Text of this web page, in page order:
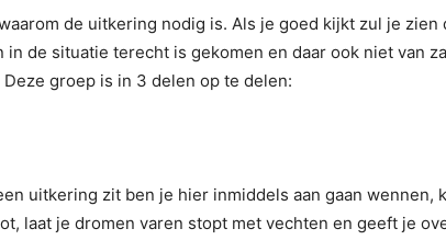
de uitkering nodig is. Als je goed kijkt zul je
de situatie terecht is gekomen en daar ook niet van
groep is in 3 delen op te delen:
uitkering zit ben je hier inmiddels aan gaan wennen,
laat je dromen varen stopt met vechten en geeft je